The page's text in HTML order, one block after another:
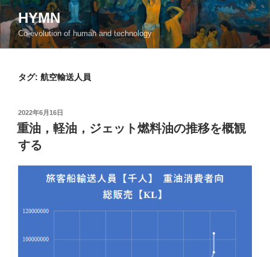
コ
ン
テ
ン
HYMN
Co-evolution of human and technology
タグ: 航空輸送人員
投
稿
日:
2022年6月16日
重油，軽油，ジェット燃料油の推移を概観
する